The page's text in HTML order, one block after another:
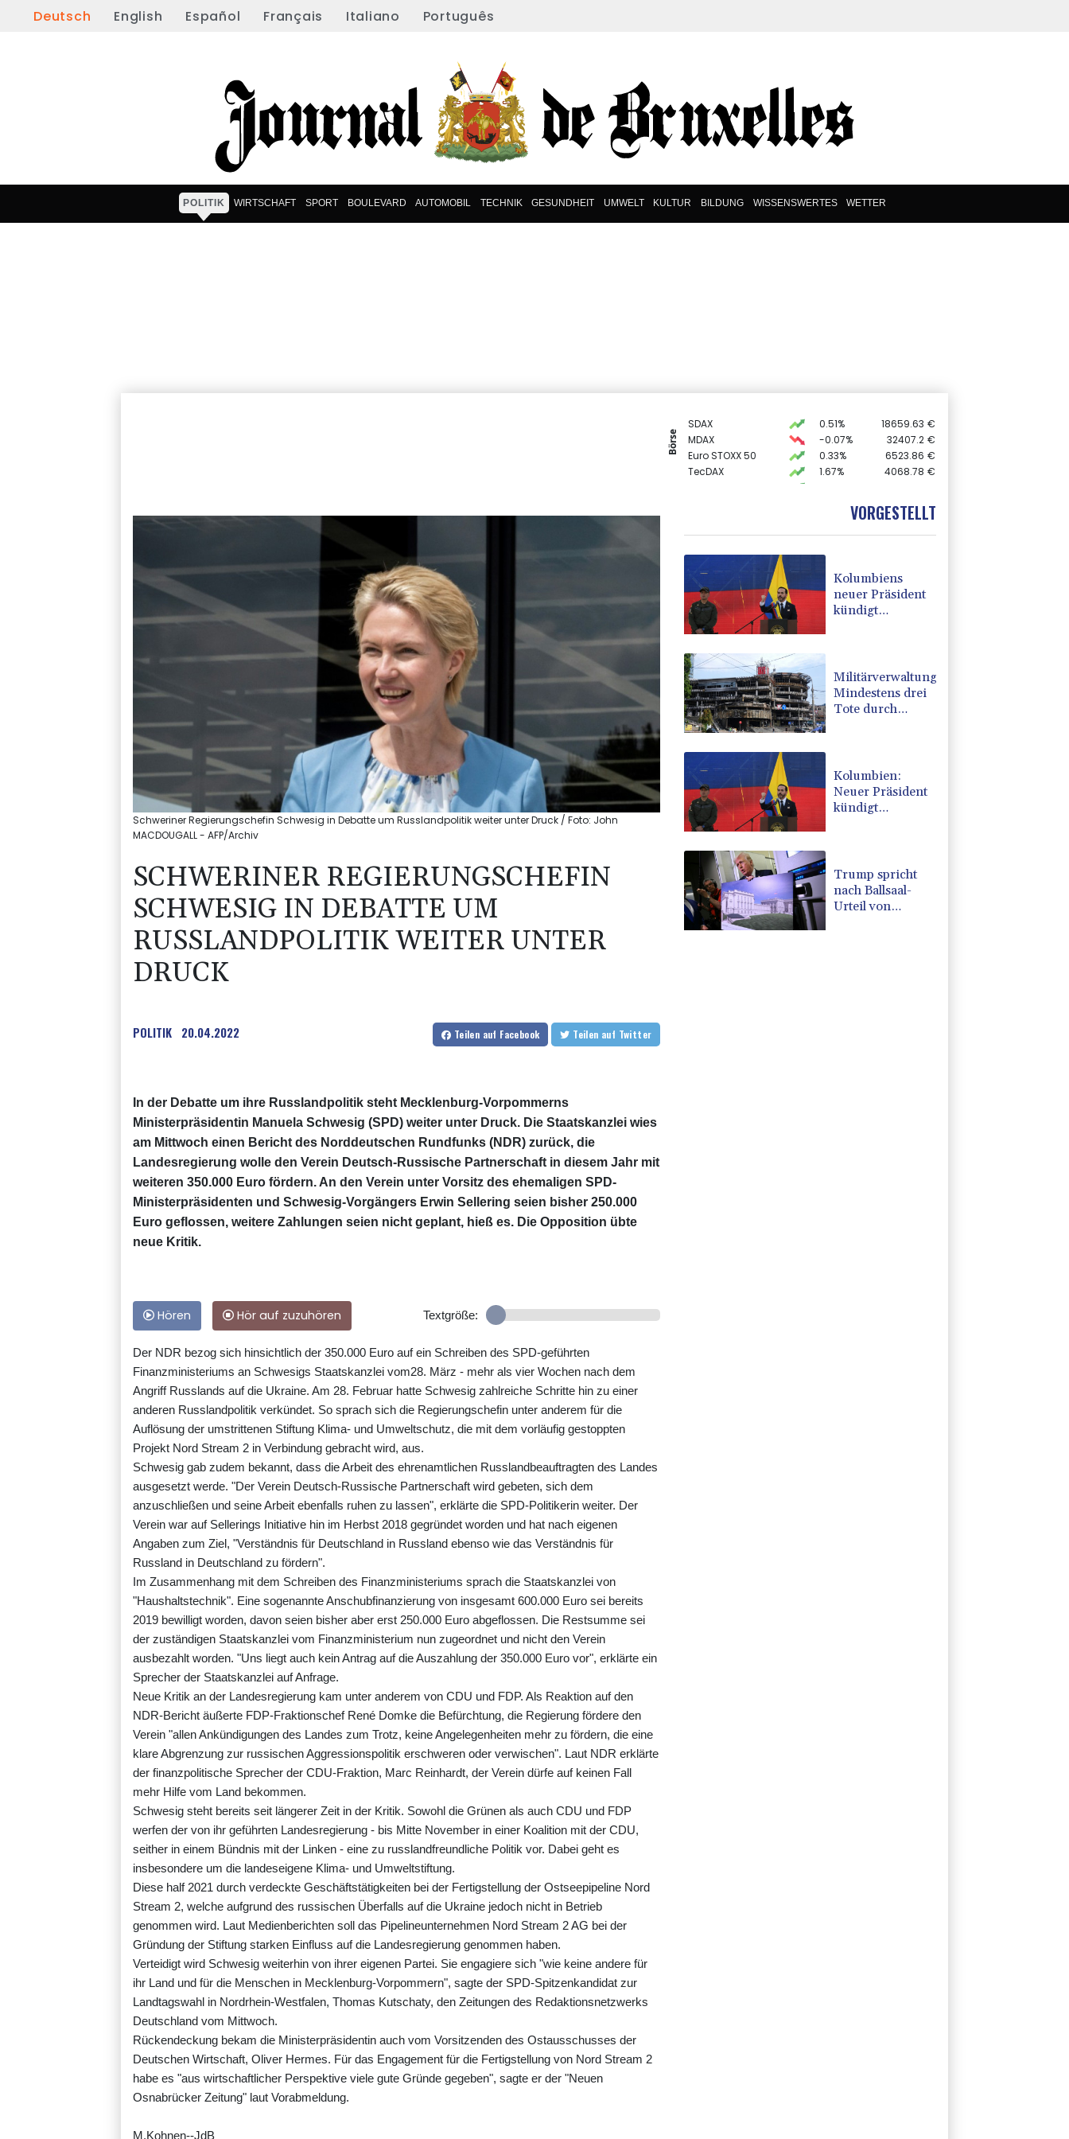
Deutsch English Español Français Italiano Português
POLITIK WIRTSCHAFT SPORT BOULEVARD AUTOMOBIL TECHNIK GESUNDHEIT UMWELT KULTUR BILDUNG WISSENSWERTES WETTER
Börse
SDAX 0.51% 18659.63 €
MDAX
-0.07% 32407.2 €
Euro STOXX 50
0.33% 6523.86 €
TecDAX
1.67% 4068.78 €
4399.7 $
1.1562 $
Schweriner Regierungschefin Schwesig in Debatte um Russlandpolitik weiter unter Druck / Foto: John
MACDOUGALL - AFP/Archiv
SCHWERINER REGIERUNGSCHEFIN
SCHWESIG IN DEBATTE UM
RUSSLANDPOLITIK WEITER UNTER
DRUCK
POLITIK 20.04.2022 Teilen auf Facebook Teilen auf Twitter
In der Debatte um ihre Russlandpolitik steht Mecklenburg-Vorpommerns
Ministerpräsidentin Manuela Schwesig (SPD) weiter unter Druck. Die Staatskanzlei wies
am Mittwoch einen Bericht des Norddeutschen Rundfunks (NDR) zurück, die
Landesregierung wolle den Verein Deutsch-Russische Partnerschaft in diesem Jahr mit
weiteren 350.000 Euro fördern. An den Verein unter Vorsitz des ehemaligen SPD-
Ministerpräsidenten und Schwesig-Vorgängers Erwin Sellering seien bisher 250.000
Euro geflossen, weitere Zahlungen seien nicht geplant, hieß es. Die Opposition übte
neue Kritik.
Hören Hör auf zuzuhören Textgröße:
Der NDR bezog sich hinsichtlich der 350.000 Euro auf ein Schreiben des SPD-geführten
Finanzministeriums an Schwesigs Staatskanzlei vom28. März - mehr als vier Wochen nach dem
Angriff Russlands auf die Ukraine. Am 28. Februar hatte Schwesig zahlreiche Schritte hin zu einer
anderen Russlandpolitik verkündet. So sprach sich die Regierungschefin unter anderem für die
Auflösung der umstrittenen Stiftung Klima- und Umweltschutz, die mit dem vorläufig gestoppten
Projekt Nord Stream 2 in Verbindung gebracht wird, aus.
Schwesig gab zudem bekannt, dass die Arbeit des ehrenamtlichen Russlandbeauftragten des Landes
ausgesetzt werde. "Der Verein Deutsch-Russische Partnerschaft wird gebeten, sich dem
anzuschließen und seine Arbeit ebenfalls ruhen zu lassen", erklärte die SPD-Politikerin weiter. Der
Verein war auf Sellerings Initiative hin im Herbst 2018 gegründet worden und hat nach eigenen
Angaben zum Ziel, "Verständnis für Deutschland in Russland ebenso wie das Verständnis für
Russland in Deutschland zu fördern".
Im Zusammenhang mit dem Schreiben des Finanzministeriums sprach die Staatskanzlei von
"Haushaltstechnik". Eine sogenannte Anschubfinanzierung von insgesamt 600.000 Euro sei bereits
2019 bewilligt worden, davon seien bisher aber erst 250.000 Euro abgeflossen. Die Restsumme sei
der zuständigen Staatskanzlei vom Finanzministerium nun zugeordnet und nicht den Verein
ausbezahlt worden. "Uns liegt auch kein Antrag auf die Auszahlung der 350.000 Euro vor", erklärte ein
Sprecher der Staatskanzlei auf Anfrage.
Neue Kritik an der Landesregierung kam unter anderem von CDU und FDP. Als Reaktion auf den
NDR-Bericht äußerte FDP-Fraktionschef René Domke die Befürchtung, die Regierung fördere den
Verein "allen Ankündigungen des Landes zum Trotz, keine Angelegenheiten mehr zu fördern, die eine
klare Abgrenzung zur russischen Aggressionspolitik erschweren oder verwischen". Laut NDR erklärte
der finanzpolitische Sprecher der CDU-Fraktion, Marc Reinhardt, der Verein dürfe auf keinen Fall
mehr Hilfe vom Land bekommen.
Schwesig steht bereits seit längerer Zeit in der Kritik. Sowohl die Grünen als auch CDU und FDP
werfen der von ihr geführten Landesregierung - bis Mitte November in einer Koalition mit der CDU,
seither in einem Bündnis mit der Linken - eine zu russlandfreundliche Politik vor. Dabei geht es
insbesondere um die landeseigene Klima- und Umweltstiftung.
Diese half 2021 durch verdeckte Geschäftstätigkeiten bei der Fertigstellung der Ostseepipeline Nord
Stream 2, welche aufgrund des russischen Überfalls auf die Ukraine jedoch nicht in Betrieb
genommen wird. Laut Medienberichten soll das Pipelineunternehmen Nord Stream 2 AG bei der
Gründung der Stiftung starken Einfluss auf die Landesregierung genommen haben.
Verteidigt wird Schwesig weiterhin von ihrer eigenen Partei. Sie engagiere sich "wie keine andere für
ihr Land und für die Menschen in Mecklenburg-Vorpommern", sagte der SPD-Spitzenkandidat zur
Landtagswahl in Nordrhein-Westfalen, Thomas Kutschaty, den Zeitungen des Redaktionsnetzwerks
Deutschland vom Mittwoch.
Rückendeckung bekam die Ministerpräsidentin auch vom Vorsitzenden des Ostausschusses der
Deutschen Wirtschaft, Oliver Hermes. Für das Engagement für die Fertigstellung von Nord Stream 2
habe es "aus wirtschaftlicher Perspektive viele gute Gründe gegeben", sagte er der "Neuen
Osnabrücker Zeitung" laut Vorabmeldung.
M.Kohnen--JdB
VORGESTELLT
Kolumbiens
neuer Präsident
kündigt
Militärverwaltung:
Mindestens drei
Tote durch
Kolumbien:
Neuer Präsident
kündigt
Trump spricht
nach Ballsaal-
Urteil von